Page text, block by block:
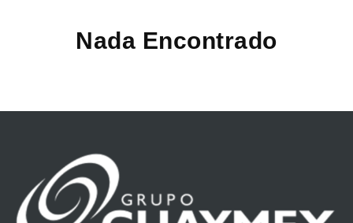
Nada Encontrado